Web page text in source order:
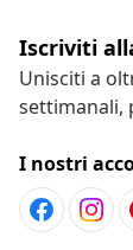
Iscriviti
Unisciti a
settimanali,
I nostri